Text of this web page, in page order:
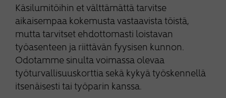
Käsilumitöihin et välttämättä tarvitse
aikaisempaa kokemusta vastaavista töistä,
mutta tarvitset ehdottomasti loistavan
työasenteen ja riittävän fyysisen kunnon.
Odotamme sinulta voimassa olevaa
työturvallisuuskorttia sekä kykyä työskennellä
itsenäisesti tai työparin kanssa.